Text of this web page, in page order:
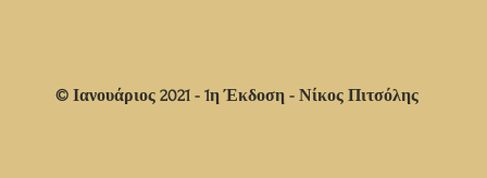
© Ιανουάριος 2021 - 1η Έκδοση - Νίκος Πιτσόλης